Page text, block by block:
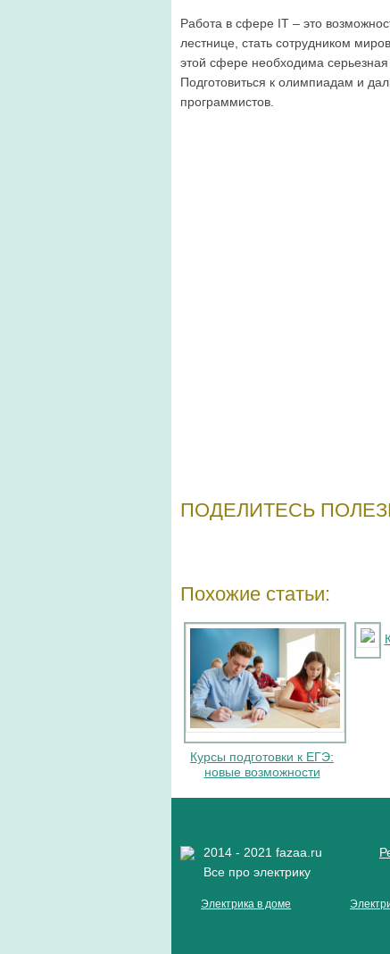
Работа в сфере IT – это
лестнице, стать сотрудником
этой сфере необходима
Подготовиться к олимпиадам и
программистов.
ПОДЕЛИТЕСЬ
Похожие статьи:
Курсы подготовки к ЕГЭ:
новые возможности
2014 - 2021 fazaa.ru
Все про электрику
Электрика в доме